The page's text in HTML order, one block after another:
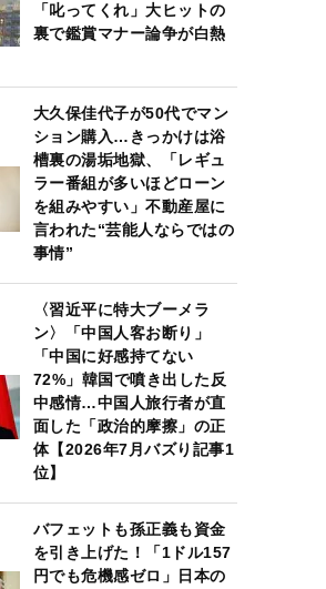
「叱ってくれ」大ヒットの
裏で鑑賞マナー論争が白熱
大久保佳代子が50代でマン
ション購入…きっかけは浴
槽裏の湯垢地獄、「レギュ
ラー番組が多いほどローン
を組みやすい」不動産屋に
言われた“芸能人ならではの
事情”
〈習近平に特大ブーメラ
ン〉「中国人客お断り」
「中国に好感持てない
72%」韓国で噴き出した反
中感情…中国人旅行者が直
面した「政治的摩擦」の正
体【2026年7月バズり記事1
位】
バフェットも孫正義も資金
を引き上げた！「1ドル157
円でも危機感ゼロ」日本の